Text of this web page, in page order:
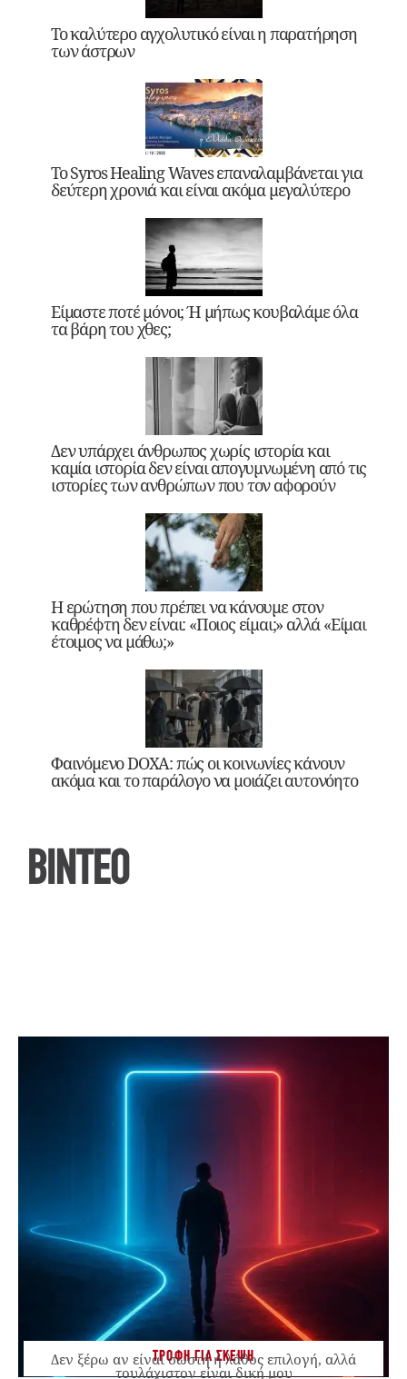
Το καλύτερο αγχολυτικό είναι η παρατήρηση
των άστρων
Το Syros Healing Waves επαναλαμβάνεται για
δεύτερη χρονιά και είναι ακόμα μεγαλύτερο
Είμαστε ποτέ μόνοι; Ή μήπως κουβαλάμε όλα
τα βάρη του χθες;
Δεν υπάρχει άνθρωπος χωρίς ιστορία και
καμία ιστορία δεν είναι απογυμνωμένη από τις
ιστορίες των ανθρώπων που τον αφορούν
Η ερώτηση που πρέπει να κάνουμε στον
καθρέφτη δεν είναι: «Ποιος είμαι;» αλλά «Είμαι
έτοιμος να μάθω;»
Φαινόμενο DOXA: πώς οι κοινωνίες κάνουν
ακόμα και το παράλογο να μοιάζει αυτονόητο
ΒΙΝΤΕΟ
ΤΡΟΦΗ ΓΙΑ ΣΚΕΨΗ
Δεν ξέρω αν είναι σωστή ή λάθος επιλογή, αλλά
τουλάχιστον είναι δική μου